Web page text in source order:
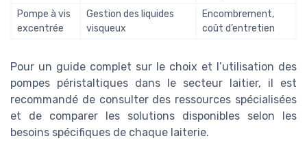
Pompe à vis
excentrée
Gestion des liquides
visqueux
Encombrement,
coût d’entretien
Pour un guide complet sur le choix et l’utilisation des
pompes péristaltiques dans le secteur laitier, il est
recommandé de consulter des ressources spécialisées
et de comparer les solutions disponibles selon les
besoins spécifiques de chaque laiterie.